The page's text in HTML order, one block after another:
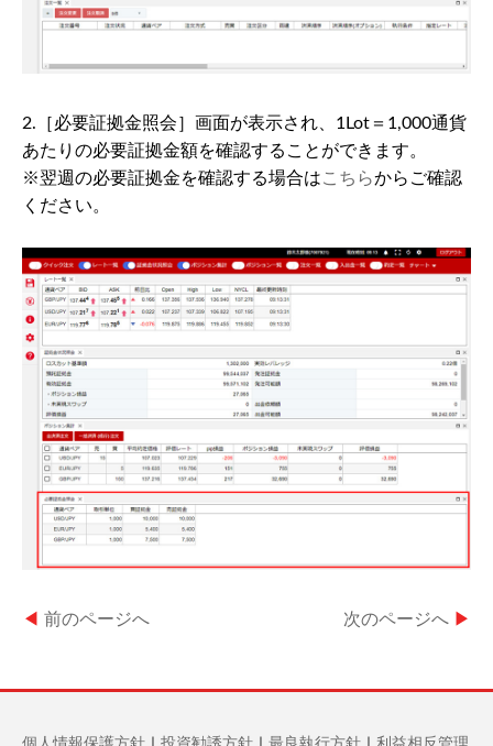
2.［必要証拠金照会］画面が表示され、1Lot＝1,000通貨
あたりの必要証拠金額を確認することができます。
※翌週の必要証拠金を確認する場合はこちらからご確認
ください。
◀ 前のページへ 次のページへ ▶